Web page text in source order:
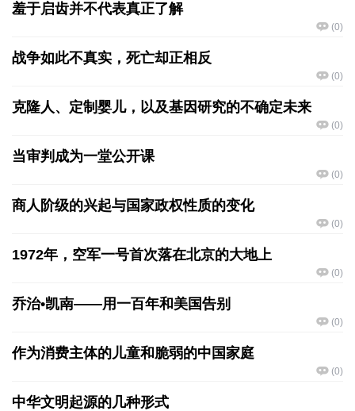
羞于启齿并不代表真正了解
(0)
战争如此不真实，死亡却正相反
(0)
克隆人、定制婴儿，以及基因研究的不确定未来
(0)
当审判成为一堂公开课
(0)
商人阶级的兴起与国家政权性质的变化
(0)
1972年，空军一号首次落在北京的大地上
(0)
乔治•凯南——用一百年和美国告别
(0)
作为消费主体的儿童和脆弱的中国家庭
(0)
中华文明起源的几种形式